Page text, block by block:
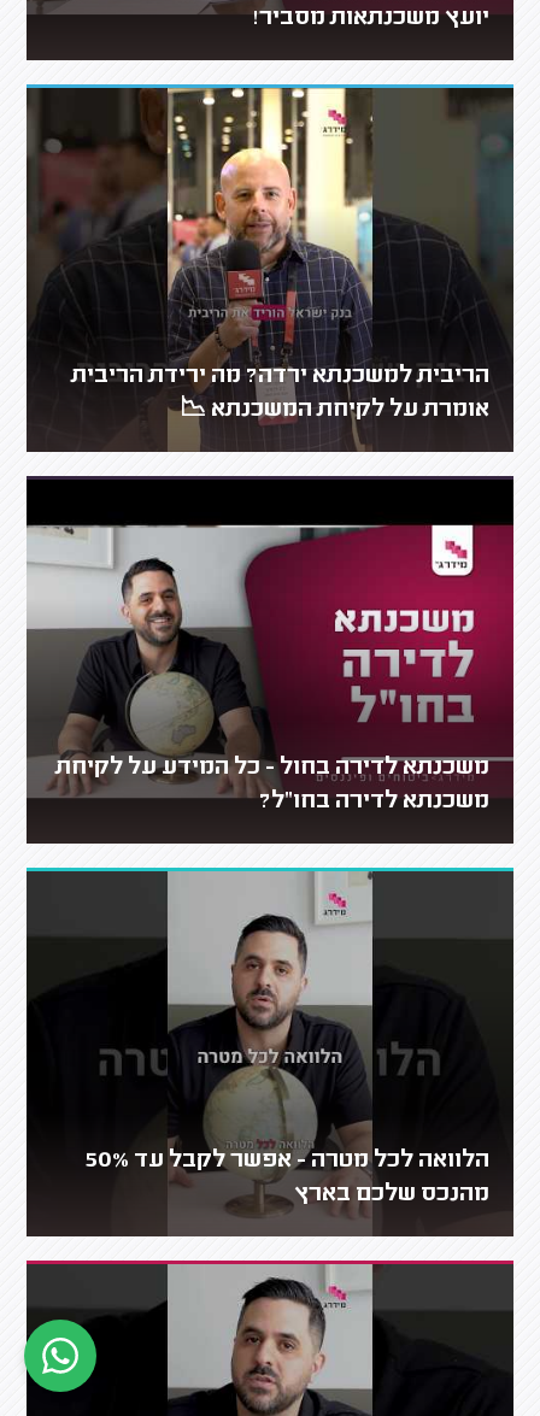
יועץ משכנתאות מסביר!
הריבית למשכנתא ירדה? מה ירידת הריבית
אומרת על לקיחת המשכנתא 📉
משכנתא לדירה בחול - כל המידע על לקיחת
משכנתא לדירה בחו"ל?
הלוואה לכל מטרה - אפשר לקבל עד 50%
מהנכס שלכם בארץ